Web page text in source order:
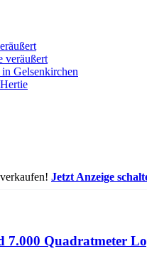
veräußert
Gelsenkirchen
Jetzt Anzeige
7.000 Quadratmeter